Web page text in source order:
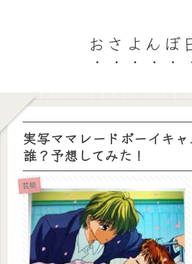
おさよんぼ
実写ママレードボーイキ
誰？予想してみた！
芸能